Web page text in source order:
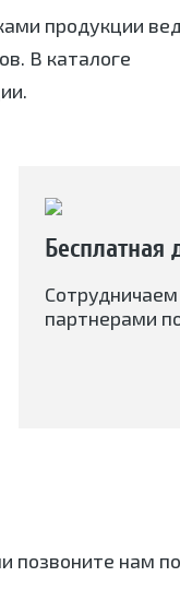
продукции
В каталоге
Бесплатная
партнерами
позвоните нам